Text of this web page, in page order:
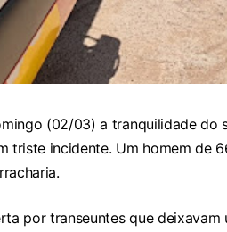
(02/03) a tranquilidade do
triste incidente. Um homem de
por transeuntes que deixavam